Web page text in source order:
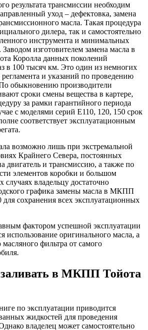
результата трансмиссии необходим
уход – дефектовка, замена
масла. Такая процедура
дилера, так и самостоятельно
инструмента и минимальных
изготовителем замена масла в
Королла данных поколений
в 100 тысяч км. Это один из немногих
регламента и указаний по проведению
обыкновению производители
сроки смены вещества в картере,
за рамки гарантийного периода
с моделями серий Е110, 120, 150 срок
соответствует эксплуатационным
возможно лишь при экстремальной
Крайнего Севера, постоянных
двигатель и трансмиссию, а также по
элементов коробки и большом
случаях владельцу достаточно
графика замены масла в МКПП
для сохранения всех эксплуатационных
фактором успешной эксплуатации
использование оригинального масла, а
масляного фильтра от самого
в МКПП Тойота
по эксплуатации приводится
жидкостей для проведения
владелец может самостоятельно